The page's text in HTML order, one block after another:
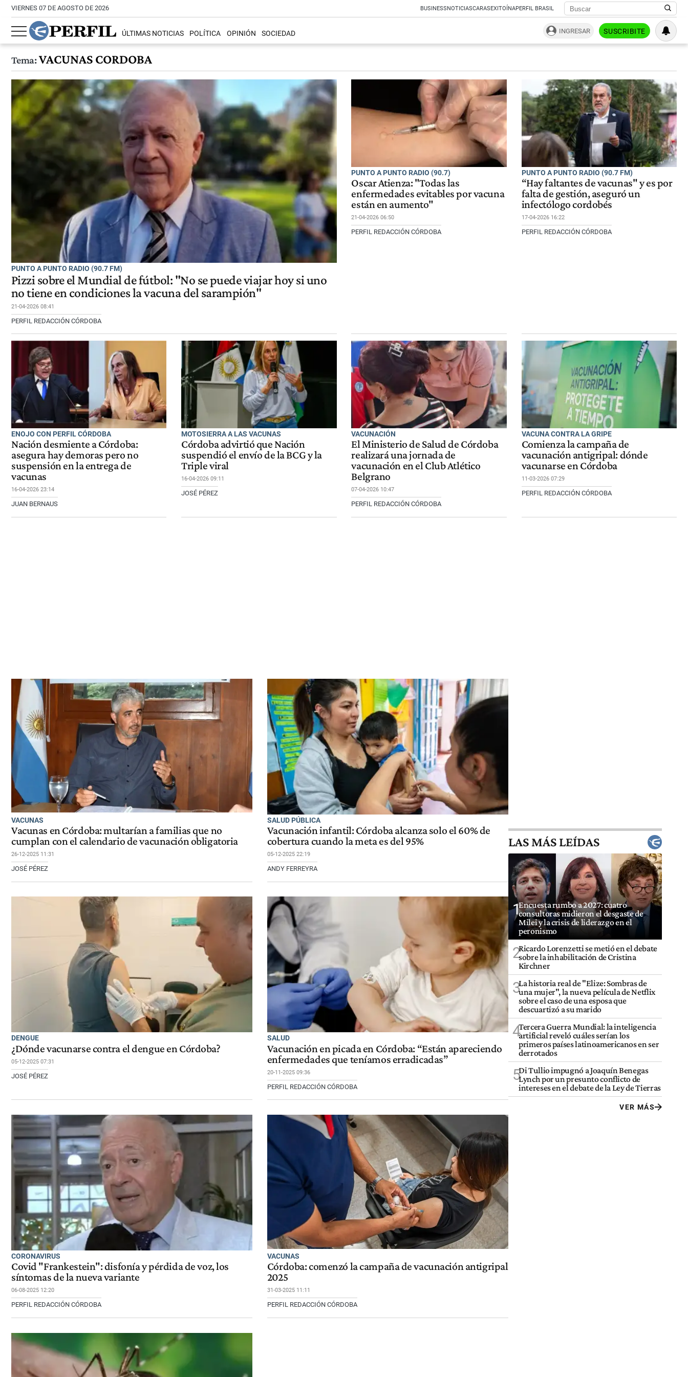
VIERNES 07 DE AGOSTO DE 2026 BUSINESSNOTICIASCARASEXITOÍNAPERFIL BRASIL
ÚLTIMAS NOTICIAS POLÍTICA OPINIÓN SOCIEDAD INGRESAR SUSCRIBITE
Tema:VACUNAS CORDOBA
PUNTO A PUNTO RADIO (90.7 FM)
Pizzi sobre el Mundial de fútbol: "No se puede viajar hoy si uno
no tiene en condiciones la vacuna del sarampión"
21-04-2026 08:41
PERFIL REDACCIÓN CÓRDOBA
PUNTO A PUNTO RADIO (90.7)
Oscar Atienza: "Todas las
enfermedades evitables por vacuna
están en aumento"
21-04-2026 06:50
PERFIL REDACCIÓN CÓRDOBA
PUNTO A PUNTO RADIO (90.7 FM)
“Hay faltantes de vacunas" y es por
falta de gestión, aseguró un
infectólogo cordobés
17-04-2026 16:22
PERFIL REDACCIÓN CÓRDOBA
ENOJO CON PERFIL CÓRDOBA
Nación desmiente a Córdoba:
asegura hay demoras pero no
suspensión en la entrega de
vacunas
16-04-2026 23:14
JUAN BERNAUS
MOTOSIERRA A LAS VACUNAS
Córdoba advirtió que Nación
suspendió el envío de la BCG y la
Triple viral
16-04-2026 09:11
JOSÉ PÉREZ
VACUNACIÓN
El Ministerio de Salud de Córdoba
realizará una jornada de
vacunación en el Club Atlético
Belgrano
07-04-2026 10:47
PERFIL REDACCIÓN CÓRDOBA
VACUNA CONTRA LA GRIPE
Comienza la campaña de
vacunación antigripal: dónde
vacunarse en Córdoba
11-03-2026 07:29
PERFIL REDACCIÓN CÓRDOBA
VACUNAS
Vacunas en Córdoba: multarían a familias que no
cumplan con el calendario de vacunación obligatoria
26-12-2025 11:31
JOSÉ PÉREZ
SALUD PÚBLICA
Vacunación infantil: Córdoba alcanza solo el 60% de
cobertura cuando la meta es del 95%
05-12-2025 22:19
ANDY FERREYRA
DENGUE
¿Dónde vacunarse contra el dengue en Córdoba?
05-12-2025 07:31
JOSÉ PÉREZ
SALUD
Vacunación en picada en Córdoba: “Están apareciendo
enfermedades que teníamos erradicadas”
20-11-2025 09:36
PERFIL REDACCIÓN CÓRDOBA
CORONAVIRUS
Covid "Frankestein": disfonía y pérdida de voz, los
síntomas de la nueva variante
06-08-2025 12:20
PERFIL REDACCIÓN CÓRDOBA
VACUNAS
Córdoba: comenzó la campaña de vacunación antigripal
2025
31-03-2025 11:11
PERFIL REDACCIÓN CÓRDOBA
LAS MÁS LEÍDAS
1Encuesta rumbo a 2027: cuatro
consultoras midieron el desgaste de
Milei y la crisis de liderazgo en el
peronismo
2Ricardo Lorenzetti se metió en el debate
sobre la inhabilitación de Cristina
Kirchner
3La historia real de "Elize: Sombras de
una mujer", la nueva película de Netflix
sobre el caso de una esposa que
descuartizó a su marido
4Tercera Guerra Mundial: la inteligencia
artificial reveló cuáles serían los
primeros países latinoamericanos en ser
derrotados
5Di Tullio impugnó a Joaquín Benegas
Lynch por un presunto conflicto de
intereses en el debate de la Ley de Tierras
VER MÁS